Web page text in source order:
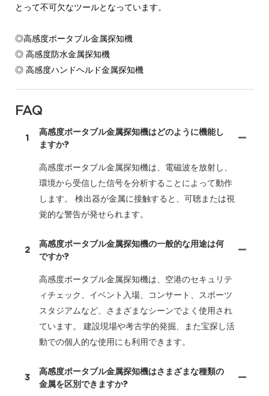
とって不可欠なツールとなっています。
◎高感度ポータブル金属探知機
◎ 高感度防水金属探知機
◎ 高感度ハンドヘルド金属探知機
FAQ
1
高感度ポータブル金属探知機はどのように機能し
ますか?
高感度ポータブル金属探知機は、電磁波を放射し、
環境から受信した信号を分析することによって動作
します。 検出器が金属に接触すると、可聴または視
覚的な警告が発せられます。
2
高感度ポータブル金属探知機の一般的な用途は何
ですか?
高感度ポータブル金属探知機は、空港のセキュリテ
ィチェック、イベント入場、コンサート、スポーツ
スタジアムなど、さまざまなシーンでよく使用され
ています。 建設現場や考古学的発掘、また宝探し活
動での個人的な使用にも利用できます。
3
高感度ポータブル金属探知機はさまざまな種類の
金属を区別できますか?